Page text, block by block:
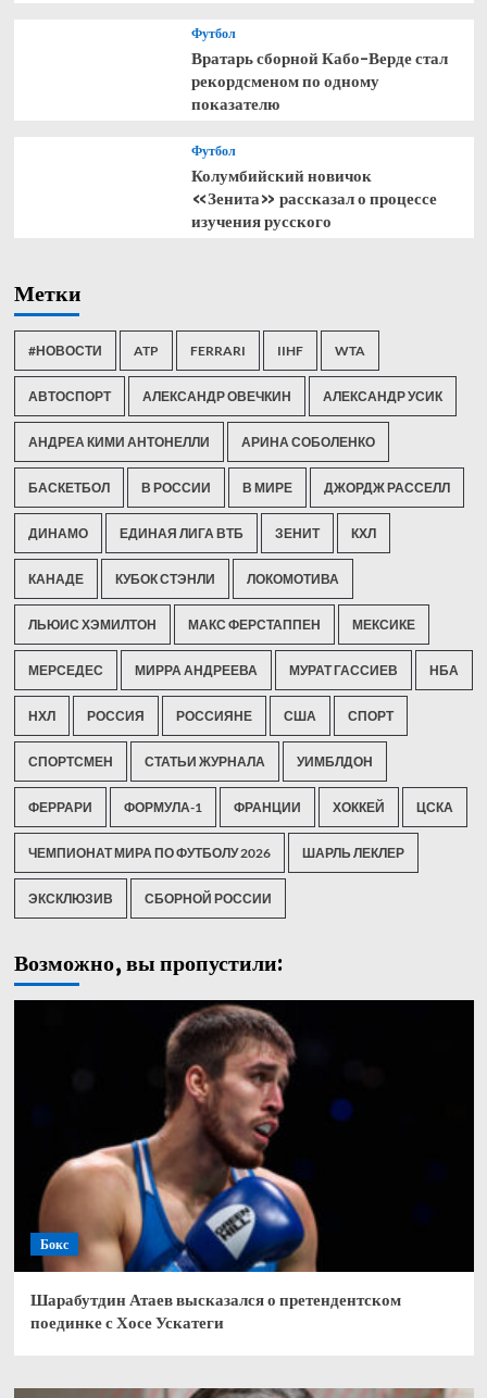
Футбол
Вратарь сборной Кабо-Верде стал
рекордсменом по одному
показателю
Футбол
Колумбийский новичок
«Зенита» рассказал о процессе
изучения русского
Метки
#НОВОСТИ ATP FERRARI IIHF WTA
АВТОСПОРТ АЛЕКСАНДР ОВЕЧКИН АЛЕКСАНДР УСИК
АНДРЕА КИМИ АНТОНЕЛЛИ АРИНА СОБОЛЕНКО
БАСКЕТБОЛ В РОССИИ В МИРЕ ДЖОРДЖ РАССЕЛЛ
ДИНАМО ЕДИНАЯ ЛИГА ВТБ ЗЕНИТ КХЛ
КАНАДЕ КУБОК СТЭНЛИ ЛОКОМОТИВА
ЛЬЮИС ХЭМИЛТОН МАКС ФЕРСТАППЕН МЕКСИКЕ
МЕРСЕДЕС МИРРА АНДРЕЕВА МУРАТ ГАССИЕВ НБА
НХЛ РОССИЯ РОССИЯНЕ США СПОРТ
СПОРТСМЕН СТАТЬИ ЖУРНАЛА УИМБЛДОН
ФЕРРАРИ ФОРМУЛА-1 ФРАНЦИИ ХОККЕЙ ЦСКА
ЧЕМПИОНАТ МИРА ПО ФУТБОЛУ 2026 ШАРЛЬ ЛЕКЛЕР
ЭКСКЛЮЗИВ СБОРНОЙ РОССИИ
Возможно, вы пропустили:
Бокс
Шарабутдин Атаев высказался о претендентском
поединке с Хосе Ускатеги